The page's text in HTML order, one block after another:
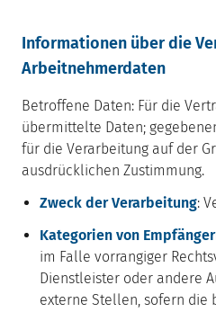
Informationen über die
Arbeitnehmerdaten
Betroffene Daten: Für die
übermittelte Daten;
für die Verarbeitung auf der
ausdrücklichen Zustimmung.
Zweck der Verarbeitung:
Kategorien von
im Falle vorrangiger
Dienstleister oder andere
externe Stellen, sofern die